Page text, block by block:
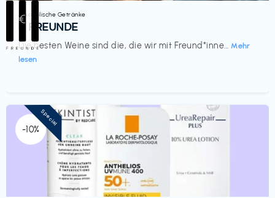
Alkoholische Getränke
III FREUNDE
Die besten Weine sind die, die wir mit Freund*inne... Mehr
lesen
€‎
-10%
Special